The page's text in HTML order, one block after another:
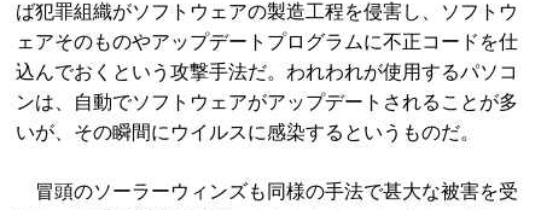
ば犯罪組織がソフトウェアの製造工程を侵害し、ソフトウ
ェアそのものやアップデートプログラムに不正コードを仕
込んでおくという攻撃手法だ。われわれが使用するパソコ
ンは、自動でソフトウェアがアップデートされることが多
いが、その瞬間にウイルスに感染するというものだ。
冒頭のソーラーウィンズも同様の手法で甚大な被害を受